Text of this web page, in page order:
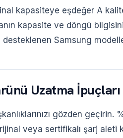
kapasiteye eşdeğer A
kapasite ve döngü
desteklenen Samsung
Uzatma İpuçları
gözden geçirin.
veya sertifikalı şarj